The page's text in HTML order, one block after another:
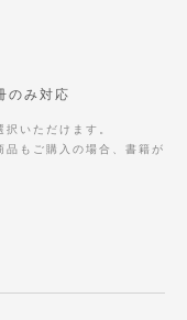
のみ対応
いただけます。
品もご購入の場合、書籍が